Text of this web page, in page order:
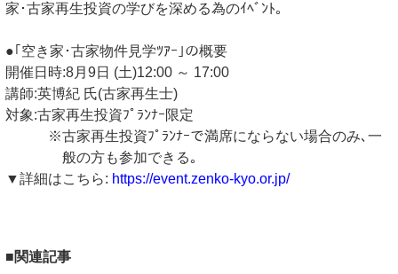
家･古家再生投資の学びを深める為のｲﾍﾞﾝﾄ｡
●｢空き家･古家物件見学ﾂｱｰ｣の概要
開催日時:8月9日 (土)12:00 ～ 17:00
講師:英博紀 氏(古家再生士)
対象:古家再生投資ﾌﾟﾗﾝﾅｰ限定
※古家再生投資ﾌﾟﾗﾝﾅｰで満席にならない場合のみ､一
般の方も参加できる｡
▼詳細はこちら: https://event.zenko-kyo.or.jp/
■関連記事